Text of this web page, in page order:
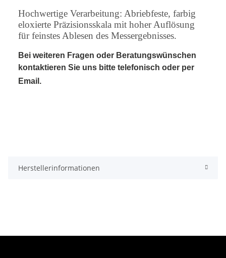
Hochwertige Verarbeitung: Abriebfeste, farbig
eloxierte Präzisionsskala mit hoher Auflösung
für feinstes Ablesen des Messergebnisses.
Bei weiteren Fragen oder Beratungswünschen
kontaktieren Sie uns bitte telefonisch oder per
Email.
Herstellerinformationen